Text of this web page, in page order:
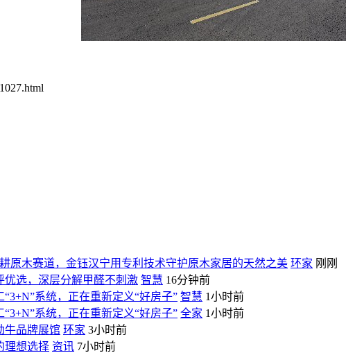
原木赛道，金钰汉宁用专利技术守护原木家居的天然之美 环家 刚刚
优选，深层分解甲醛不刺激 智慧 16分钟前
系统，正在重新定义“好房子” 智慧 1小时前
系统，正在重新定义“好房子” 全家 1小时前
牛品牌展馆 环家 3小时前
理想选择 资讯 7小时前